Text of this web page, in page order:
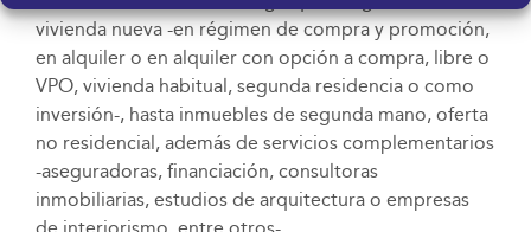
vivienda nueva -en régimen de compra y promoción,
en alquiler o en alquiler con opción a compra, libre o
VPO, vivienda habitual, segunda residencia o como
inversión-, hasta inmuebles de segunda mano, oferta
no residencial, además de servicios complementarios
-aseguradoras, financiación, consultoras
inmobiliarias, estudios de arquitectura o empresas